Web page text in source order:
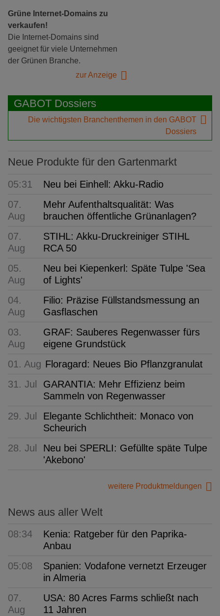
Grüne Internet-Domains zu
verkaufen!
Die Internet-Domains sind
geeignet für viele Unternehmen
der Grünen Branche.
zur Anzeige
GABOT Dossiers
Die wichtigsten Branchenthemen in den GABOT
Dossiers
Neue Produkte für den Gartenmarkt
05:31
Neu bei Einhell: Akku-Radio
07.
Aug
Mehr Aufenthaltsqualität: Was
brauchen öffentliche Grünanlagen?
07.
Aug
STIHL: Akku-Druckreiniger STIHL
RCA 50
05.
Aug
Neu bei Kiepenkerl: Späte Tulpe 'Sea
of Lights'
04.
Aug
Filio: Präzise Füllstandsmessung an
Gasflaschen
03.
Aug
GRAF: Sauberes Regenwasser fürs
eigene Grundstück
01. Aug Floragard: Neues Bio Pflanzgranulat
31. Jul
GARANTIA: Mehr Effizienz beim
Sammeln von Regenwasser
29. Jul
Elegante Schlichtheit: Monaco von
Scheurich
28. Jul
Neu bei SPERLI: Gefüllte späte Tulpe
'Akebono'
weitere Produktmeldungen
News aus aller Welt
08:34
Kenia: Ratgeber für den Paprika-
Anbau
05:08
Spanien: Vodafone vernetzt Erzeuger
in Almeria
07.
Aug
USA: 80 Acres Farms schließt nach
11 Jahren